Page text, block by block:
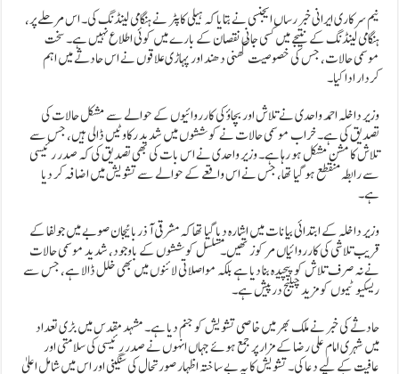
نیم سرکاری ایرانی خبر رساں ایجنسی نے بتایا کہ ہیلی کاپٹر نے ہنگامی لینڈنگ کی۔ اس مرحلے پر،
ہنگامی لینڈنگ کے نتیجے میں کسی جانی نقصان کے بارے میں کوئی اطلاع نہیں ہے۔ سخت
موسمی حالات، جس کی خصوصیت گھنی دھند اور پہاڑی علاقوں نے اس حادثے میں اہم
کردار ادا کیا۔
وزیر داخلہ احمد واحدی نے تلاش اور بچاؤ کی کارروائیوں کے حوالے سے مشکل حالات کی
تصدیق کی ہے۔ خراب موسمی حالات نے کوششوں میں شدید رکاوٹیں ڈالی ہیں، جس سے
تلاش کا مشن مشکل ہو رہا ہے۔ وزیر واحدی نے اس بات کی بھی تصدیق کی کہ صدر رئیسی
سے رابطہ منقطع ہو گیا تھا، جس نے اس واقعے کے حوالے سے تشویش میں اضافہ کر دیا
ہے۔
وزیر داخلہ کے ابتدائی بیانات میں اشارہ دیا گیا تھا کہ مشرقی آذربائیجان صوبے میں جولفا کے
قریب تلاشی کی کارروائیاں مرکوز تھیں۔ مسلسل کوششوں کے باوجود، شدید موسمی حالات
نے نہ صرف تلاش کو پیچیدہ بنا دیا ہے بلکہ مواصلاتی لائنوں میں بھی خلل ڈالا ہے، جس سے
ریسکیو ٹیموں کو مزید چیلنج درپیش ہے۔
حادثے کی خبر نے ملک بھر میں خاصی تشویش کو جنم دیا ہے۔ مشہد مقدس میں بڑی تعداد
میں شہری امام علی رضا کے مزار پر جمع ہوئے جہاں انہوں نے صدر رئیسی کی سلامتی اور
عافیت کے لیے دعا کی۔ تشویش کا یہ بے ساختہ اظہار صورتحال کی سنگینی اور اس میں شامل اعلیٰ